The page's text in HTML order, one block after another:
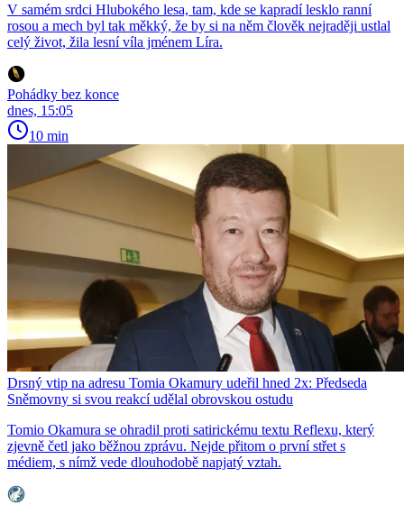
V samém srdci Hlubokého lesa, tam, kde se kapradí lesklo ranní
rosou a mech byl tak měkký, že by si na něm člověk nejraději ustlal
celý život, žila lesní víla jménem Líra.
Pohádky bez konce
dnes, 15:05
10 min
Drsný vtip na adresu Tomia Okamury udeřil hned 2x: Předseda
Sněmovny si svou reakcí udělal obrovskou ostudu
Tomio Okamura se ohradil proti satirickému textu Reflexu, který
zjevně četl jako běžnou zprávu. Nejde přitom o první střet s
médiem, s nímž vede dlouhodobě napjatý vztah.